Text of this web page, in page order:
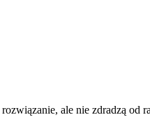
ale nie zdradzą od